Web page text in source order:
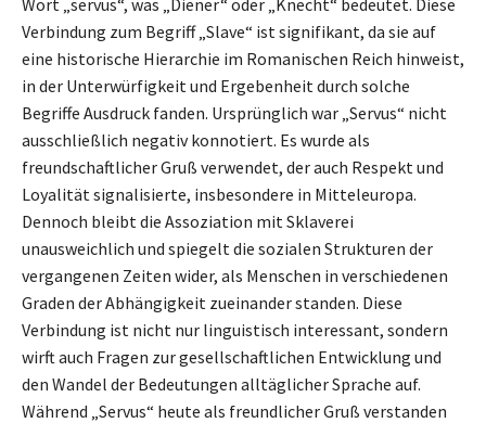
Verbindung zum Begriff „Slave“ ist signifikant, da sie auf
eine historische Hierarchie im Romanischen Reich hinweist,
in der Unterwürfigkeit und Ergebenheit durch solche
Begriffe Ausdruck fanden. Ursprünglich war „Servus“ nicht
ausschließlich negativ konnotiert. Es wurde als
freundschaftlicher Gruß verwendet, der auch Respekt und
Loyalität signalisierte, insbesondere in Mitteleuropa.
Dennoch bleibt die Assoziation mit Sklaverei
unausweichlich und spiegelt die sozialen Strukturen der
vergangenen Zeiten wider, als Menschen in verschiedenen
Graden der Abhängigkeit zueinander standen. Diese
Verbindung ist nicht nur linguistisch interessant, sondern
wirft auch Fragen zur gesellschaftlichen Entwicklung und
den Wandel der Bedeutungen alltäglicher Sprache auf.
Während „Servus“ heute als freundlicher Gruß verstanden